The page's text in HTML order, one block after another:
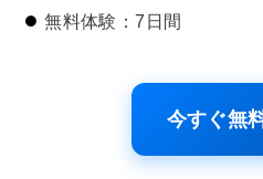
無料体験：7日間
今すぐ無